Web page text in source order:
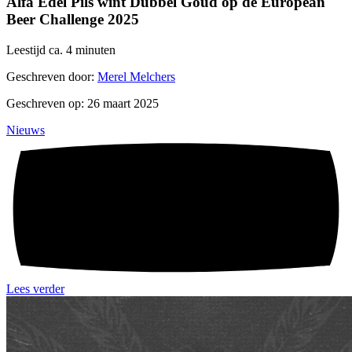
Beer Challenge 2025
Leestijd ca. 4 minuten
Geschreven door: Merel Melchers
Geschreven op: 26 maart 2025
Nieuws
Lees verder